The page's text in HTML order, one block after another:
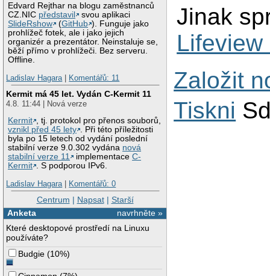
Edvard Rejthar na blogu zaměstnanců
CZ.NIC představil
svou aplikaci
SlideRshow
(GitHub ). Funguje jako
prohlížeč fotek, ale i jako jejich
organizér a prezentátor. Neinstaluje se,
běží přímo v prohlížeči. Bez serveru.
Offline.
Ladislav Hagara| Komentářů: 11
Kermit má 45 let. Vydán C-Kermit 11
4.8. 11:44 | Nová verze
Kermit , tj. protokol pro přenos souborů,
vznikl před 45 lety . Při této příležitosti
byla po 15 letech od vydání poslední
stabilní verze 9.0.302 vydána nová
stabilní verze 11
implementaceC-
Kermit . S podporou IPv6.
Ladislav Hagara| Komentářů: 0
Centrum | Napsat| Starší
navrhněte »
Anketa
Které desktopové prostředí na Linuxu
používáte?
Budgie (10%)
Jinak
Lifeview
Založit
Tiskni